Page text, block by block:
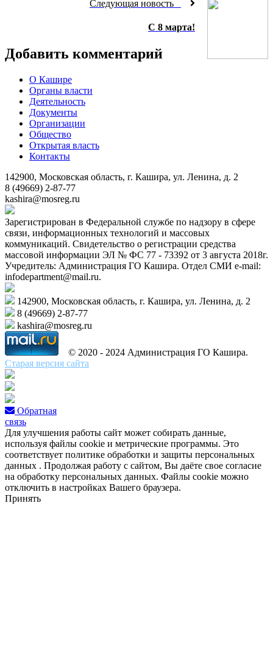
Следующая новость
С 8 марта!
Добавить комментарий
О Кашире
Органы власти
Деятельность
Документы
Организации
Общество
Открытая власть
Контакты
142900, Московская область, г. Кашира, ул. Ленина, д. 2
8 (49669) 2-87-77
kashira@mosreg.ru
Зарегистрирован в Федеральной службе по надзору в сфере
связи, информационных технологий и массовых
коммуникаций. Свидетельство о регистрации средства
массовой информации ЭЛ № ФС 77 - 73392 от 3 августа 2018г.
Учредитель: Администрация ГО Кашира. Отдел СМИ e-mail:
infodepartment@mail.ru.
142900, Московская область, г. Кашира, ул. Ленина, д. 2
8 (49669) 2-87-77
kashira@mosreg.ru
© 2020 - 2024 Администрация ГО Кашира.
Старая версия сайта
Обратная
связь
Для улучшения работы сайт может собирать данные,
используя файлы cookie и метрические программы. Это
соответствует политике обработки и защиты персональных
данных . Продолжая работу с сайтом, Вы даёте свое согласие
на обработку персональных данных. Файлы cookie можно
отключить в настройках Вашего браузера.
Принять